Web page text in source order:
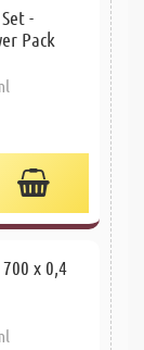
-
Pack
x 0,4